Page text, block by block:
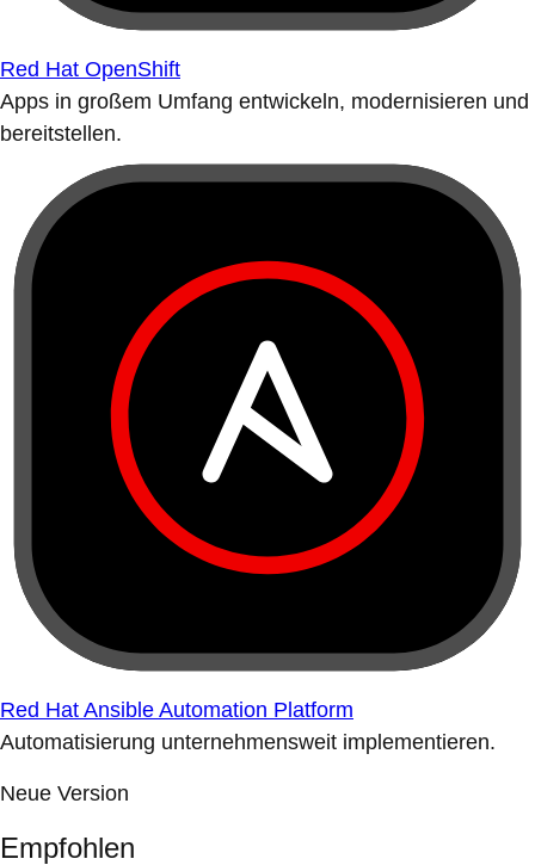
Red Hat OpenShift
Apps in großem Umfang entwickeln, modernisieren und
bereitstellen.
Red Hat Ansible Automation Platform
Automatisierung unternehmensweit implementieren.
Neue Version
Empfohlen